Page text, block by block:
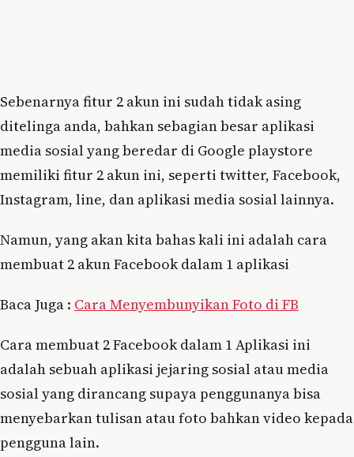
Sebenarnya fitur 2 akun ini sudah tidak asing
ditelinga anda, bahkan sebagian besar aplikasi
media sosial yang beredar di Google playstore
memiliki fitur 2 akun ini, seperti twitter, Facebook,
Instagram, line, dan aplikasi media sosial lainnya.
Namun, yang akan kita bahas kali ini adalah cara
membuat 2 akun Facebook dalam 1 aplikasi
Baca Juga : Cara Menyembunyikan Foto di FB
Cara membuat 2 Facebook dalam 1 Aplikasi ini
adalah sebuah aplikasi jejaring sosial atau media
sosial yang dirancang supaya penggunanya bisa
menyebarkan tulisan atau foto bahkan video kepada
pengguna lain.